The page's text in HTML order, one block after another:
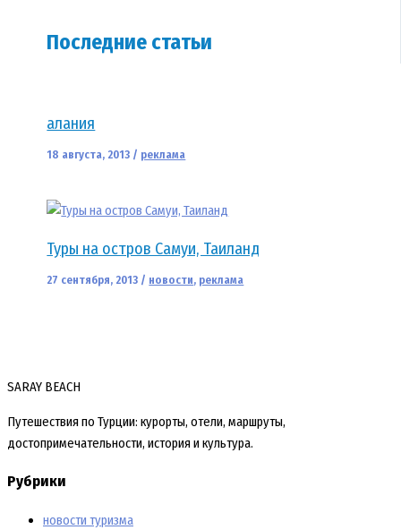
Последние статьи
алания
18 августа, 2013 / реклама
Туры на остров Самуи, Таиланд
27 сентября, 2013 / новости, реклама
SARAY BEACH
Путешествия по Турции: курорты, отели, маршруты,
достопримечательности, история и культура.
Рубрики
новости туризма